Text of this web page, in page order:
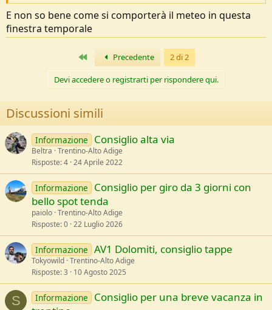
E non so bene come si comporterà il meteo in questa
finestra temporale
Primo Precedente 2 di 2
Devi accedere o registrarti per rispondere qui.
Discussioni simili
Informazione Consiglio alta via
Beltra Trentino-Alto Adige
Risposte 4 24 Aprile 2022
Informazione
Consiglio per giro da 3 giorni con
bello spot tenda
paiolo Trentino-Alto Adige
Risposte 0 22 Luglio 2026
Informazione AV1 Dolomiti, consiglio tappe
Tokyowild Trentino-Alto Adige
Risposte 3 10 Agosto 2025
S Informazione
Consiglio per una breve vacanza in